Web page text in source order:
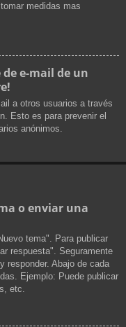
medidas mas
e-mail de un
a otros usuarios a través
Esto es para prevenir el
anónimos.
o enviar una
tema". Para publicar
respuesta". Seguramente
responder. Abajo de cada
Ejemplo: Puede publicar
etc.